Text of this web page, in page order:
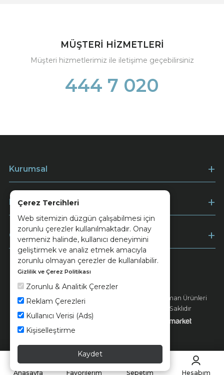
Çerez Tercihleri
Web sitemizin düzgün çalışabilmesi için
zorunlu çerezler kullanılmaktadır. Onay
vermeniz halinde, kullanıcı deneyimini
geliştirmek ve analiz etmek amacıyla
zorunlu olmayan çerezler de kullanılabilir.
Gizlilik ve Çerez Politikası
Zorunlu & Analitik Çerezler
Reklam Çerezleri
Kullanıcı Verisi (Ads)
Kişiselleştirme
Kaydet
MÜŞTERİ HİZMETLERİ
Müşteri hizmetlerimiz ile iletişime geçebilirsiniz
444 7 020
Kurumsal
Müşteri Hizmetleri
Ödeme
© 2026 Ünsa Madencilik Turizm Enerji Seramik Orman Ürünleri
Elektrik Üretim San. ve Tic. A.Ş. - Tüm Hakları Saklıdır
Anasayfa Favorilerim Sepetim Hesabım